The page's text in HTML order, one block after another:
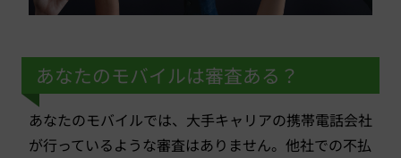
あなたのモバイルは審査ある？
あなたのモバイルでは、大手キャリアの携帯電話会社
が行っているような審査はありません。他社での不払